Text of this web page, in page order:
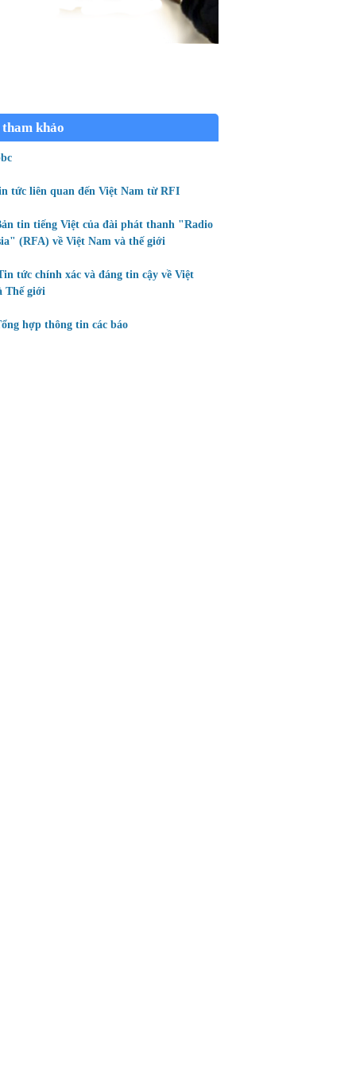
tham khảo
tức liên quan đến Việt Nam từ RFI
tin tiếng Việt của đài phát thanh "Radio
(RFA) về Việt Nam và thế giới
tức chính xác và đáng tin cậy về Việt
Thế giới
hợp thông tin các báo